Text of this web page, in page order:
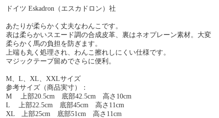
ドイツ Eskadron（エスカドロン）社
あたりが柔らかく丈夫なわんこです。
表は柔らかいスエード調の合成皮革、裏はネオプレーン素材。大変
柔らかく馬の負担を防ぎます。
上端も丸く処理され、わんこ擦れしにくい仕様です。
マジックテープ留めでさらに便利。
M、L、XL、XXLサイズ
参考サイズ（商品実寸）：
M 上部20.5cm 底部42.5cm 高さ10cm
L 上部22.5cm 底部45cm 高さ11cm
XL 上部25cm 底部51cm 高さ11cm